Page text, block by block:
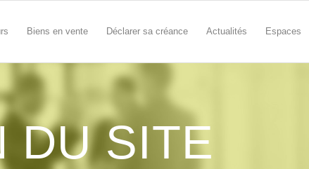
Biens en vente Déclarer sa créance Actualités Espaces
DU SITE